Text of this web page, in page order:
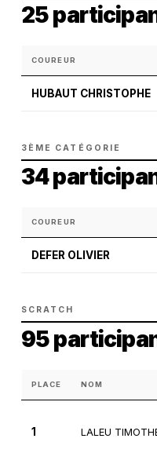
25
COUREUR
HUBAUT CHRISTOPHE
3ÈME CATÉGORIE
34
COUREUR
DEFER OLIVIER
SCRATCH
95
PLACE NOM
1 LALEU